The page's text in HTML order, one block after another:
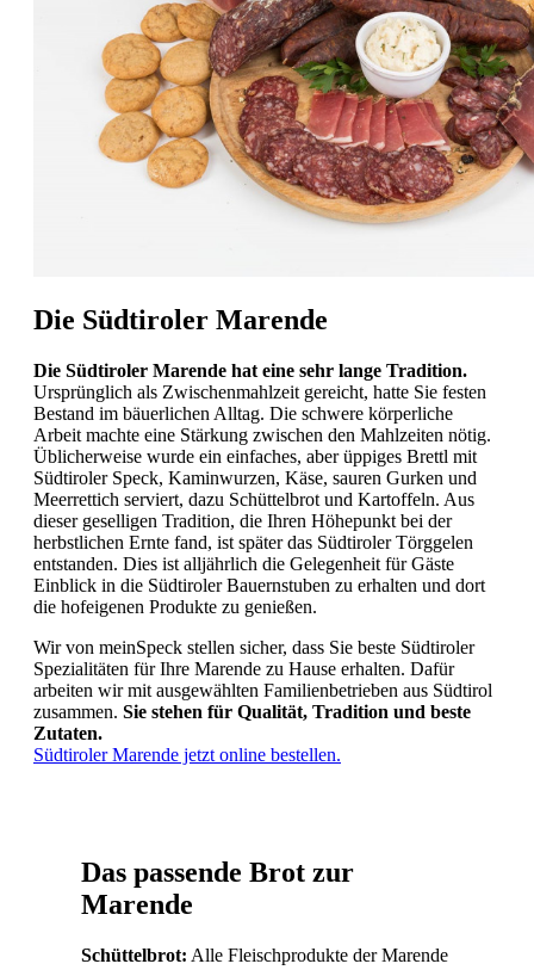
Die Südtiroler Marende
Die Südtiroler Marende hat eine sehr lange Tradition.
Ursprünglich als Zwischenmahlzeit gereicht, hatte Sie festen
Bestand im bäuerlichen Alltag. Die schwere körperliche
Arbeit machte eine Stärkung zwischen den Mahlzeiten nötig.
Üblicherweise wurde ein einfaches, aber üppiges Brettl mit
Südtiroler Speck, Kaminwurzen, Käse, sauren Gurken und
Meerrettich serviert, dazu Schüttelbrot und Kartoffeln. Aus
dieser geselligen Tradition, die Ihren Höhepunkt bei der
herbstlichen Ernte fand, ist später das Südtiroler Törggelen
entstanden. Dies ist alljährlich die Gelegenheit für Gäste
Einblick in die Südtiroler Bauernstuben zu erhalten und dort
die hofeigenen Produkte zu genießen.
Wir von meinSpeck stellen sicher, dass Sie beste Südtiroler
Spezialitäten für Ihre Marende zu Hause erhalten. Dafür
arbeiten wir mit ausgewählten Familienbetrieben aus Südtirol
zusammen. Sie stehen für Qualität, Tradition und beste
Zutaten.
Südtiroler Marende jetzt online bestellen.
Das passende Brot zur
Marende
Schüttelbrot: Alle Fleischprodukte der Marende